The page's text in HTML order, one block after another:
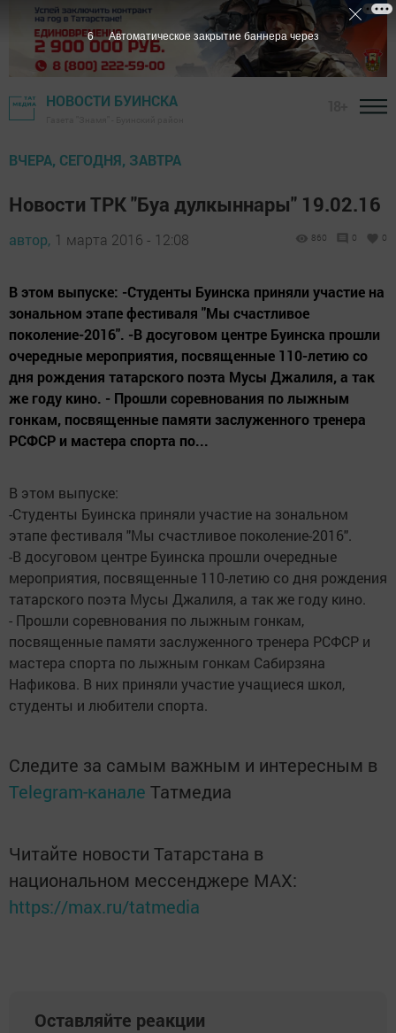
НОВОСТИ БУИНСКА
ВЧЕРА, СЕГОДНЯ, ЗАВТРА
Новости ТРК "Буа дулкыннары" 19.02.16
автор, 1 марта 2016 - 12:08 860 0 0
В этом выпуске: -Студенты Буинска приняли участие на
зональном этапе фестиваля "Мы счастливое
поколение-2016". -В досуговом центре Буинска прошли
очередные мероприятия, посвященные 110-летию со
дня рождения татарского поэта Мусы Джалиля, а так
же году кино. - Прошли соревнования по лыжным
гонкам, посвященные памяти заслуженного тренера
РСФСР и мастера спорта по...
В этом выпуске:
-Студенты Буинска приняли участие на зональном
этапе фестиваля "Мы счастливое поколение-2016".
-В досуговом центре Буинска прошли очередные
мероприятия, посвященные 110-летию со дня рождения
татарского поэта Мусы Джалиля, а так же году кино.
- Прошли соревнования по лыжным гонкам,
посвященные памяти заслуженного тренера РСФСР и
мастера спорта по лыжным гонкам Сабирзяна
Нафикова. В них приняли участие учащиеся школ,
студенты и любители спорта.
Следите за самым важным и интересным в
Telegram-канале Татмедиа
Читайте новости Татарстана в
национальном мессенджере MАХ:
https://max.ru/tatmedia
Оставляйте реакции
5 Автоматическое закрытие баннера через